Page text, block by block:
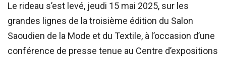
Le rideau s’est levé, jeudi 15 mai 2025, sur les
grandes lignes de la troisième édition du Salon
Saoudien de la Mode et du Textile, à l’occasion d’une
conférence de presse tenue au Centre d’expositions